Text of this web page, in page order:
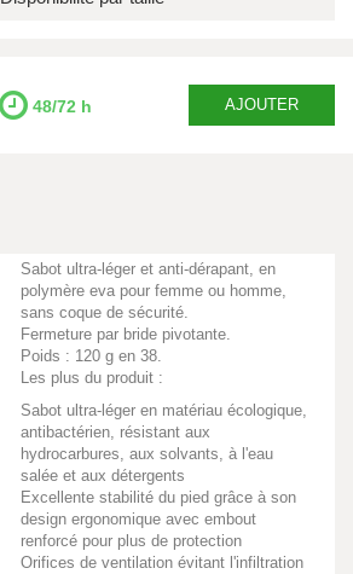
48/72 h AJOUTER
Sabot ultra-léger et anti-dérapant, en
polymère eva pour femme ou homme,
sans coque de sécurité.
Fermeture par bride pivotante.
Poids : 120 g en 38.
Les plus du produit :
Sabot ultra-léger en matériau écologique,
antibactérien, résistant aux
hydrocarbures, aux solvants, à l'eau
salée et aux détergents
Excellente stabilité du pied grâce à son
design ergonomique avec embout
renforcé pour plus de protection
Orifices de ventilation évitant l'infiltration